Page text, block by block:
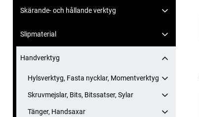
Skärande- och hållande verktyg
Slipmaterial
Handverktyg
Hylsverktyg, Fasta nycklar, Momentverktyg
Skruvmejslar, Bits, Bitssatser, Sylar
Tänger, Handsaxar